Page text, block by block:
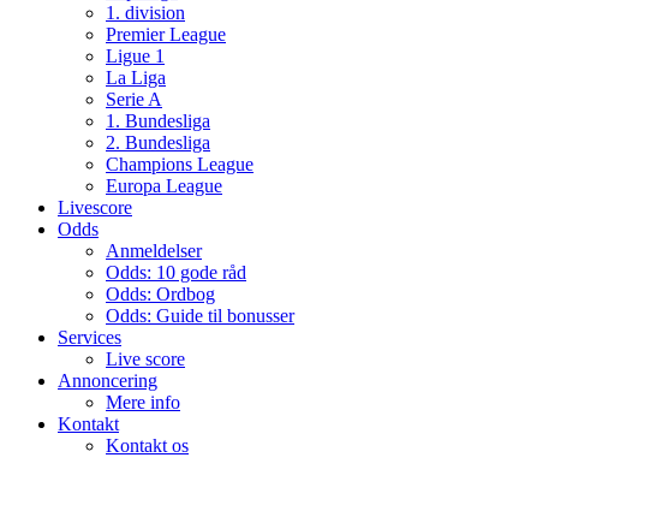
1. division
Premier League
Ligue 1
La Liga
Serie A
1. Bundesliga
2. Bundesliga
Champions League
Europa League
Livescore
Odds
Anmeldelser
Odds: 10 gode råd
Odds: Ordbog
Odds: Guide til bonusser
Services
Live score
Annoncering
Mere info
Kontakt
Kontakt os